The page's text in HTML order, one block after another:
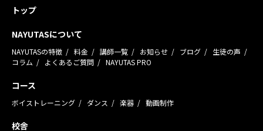
トップ
NAYUTASについて
NAYUTASの特徴 料金 講師一覧 お知らせ ブログ
生徒の声
コラム
よくあるご質問 NAYUTAS PRO
コース
ボイストレーニング ダンス 楽器 動画制作
校舎